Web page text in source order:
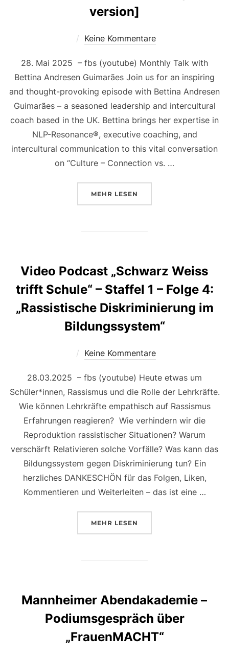
version]
Keine Kommentare
28. Mai 2025 – fbs (youtube) Monthly Talk with
Bettina Andresen Guimarães Join us for an inspiring
and thought-provoking episode with Bettina Andresen
Guimarães – a seasoned leadership and intercultural
coach based in the UK. Bettina brings her expertise in
NLP-Resonance®, executive coaching, and
intercultural communication to this vital conversation
on “Culture – Connection vs. …
MEHR LESEN
Video Podcast „Schwarz Weiss
trifft Schule“ – Staffel 1 – Folge 4:
„Rassistische Diskriminierung im
Bildungssystem“
Keine Kommentare
28.03.2025 – fbs (youtube) Heute etwas um
Schüler*innen, Rassismus und die Rolle der Lehrkräfte.
Wie können Lehrkräfte empathisch auf Rassismus
Erfahrungen reagieren? Wie verhindern wir die
Reproduktion rassistischer Situationen? Warum
verschärft Relativieren solche Vorfälle? Was kann das
Bildungssystem gegen Diskriminierung tun? Ein
herzliches DANKESCHÖN für das Folgen, Liken,
Kommentieren und Weiterleiten – das ist eine …
MEHR LESEN
Mannheimer Abendakademie –
Podiumsgespräch über
„FrauenMACHT“